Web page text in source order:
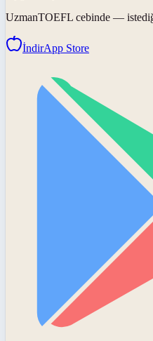
UzmanTOEFL cebinde —
İndirApp Store